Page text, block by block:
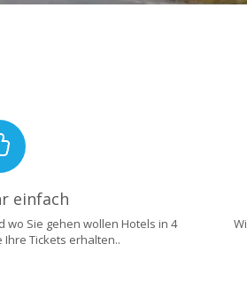
einfach
wo Sie gehen wollen Hotels in 4
Tickets erhalten..